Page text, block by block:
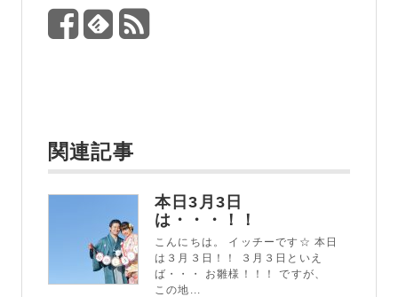
関連記事
本日3月3日
は・・・！！
こんにちは。 イッチーです☆ 本日
は３月３日！！ ３月３日といえ
ば・・・ お雛様！！！ ですが、
この地...